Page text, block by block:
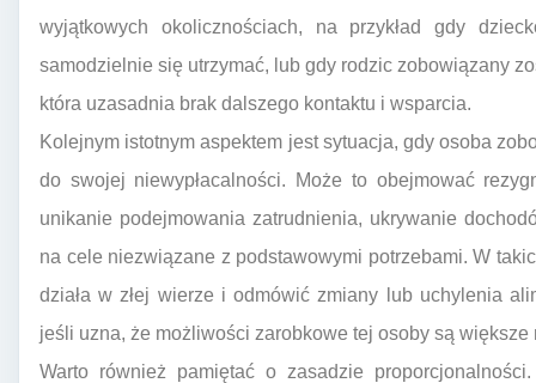
wyjątkowych okolicznościach, na przykład gdy
samodzielnie się utrzymać, lub gdy rodzic zobowiązany
która uzasadnia brak dalszego kontaktu i wsparcia.
Kolejnym istotnym aspektem jest sytuacja, gdy osoba
do swojej niewypłacalności. Może to obejmować
unikanie podejmowania zatrudnienia, ukrywanie
na cele niezwiązane z podstawowymi potrzebami. W
działa w złej wierze i odmówić zmiany lub uchylenia
jeśli uzna, że możliwości zarobkowe tej osoby są większe
Warto również pamiętać o zasadzie